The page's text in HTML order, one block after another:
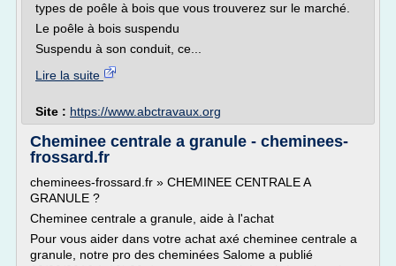
types de poêle à bois que vous trouverez sur le marché.
Le poêle à bois suspendu
Suspendu à son conduit, ce...
Lire la suite
Site : https://www.abctravaux.org
Cheminee centrale a granule - cheminees-
frossard.fr
cheminees-frossard.fr » CHEMINEE CENTRALE A
GRANULE ?
Cheminee centrale a granule, aide à l'achat
Pour vous aider dans votre achat axé cheminee centrale a
granule, notre pro des cheminées Salome a publié